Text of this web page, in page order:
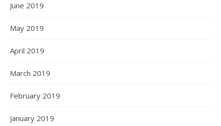
June 2019
May 2019
April 2019
March 2019
February 2019
January 2019